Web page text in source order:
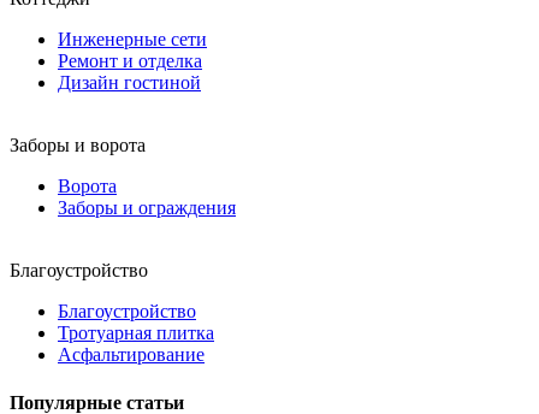
Инженерные сети
Ремонт и отделка
Дизайн гостиной
Заборы и ворота
Ворота
Заборы и ограждения
Благоустройство
Благоустройство
Тротуарная плитка
Асфальтирование
Популярные статьи